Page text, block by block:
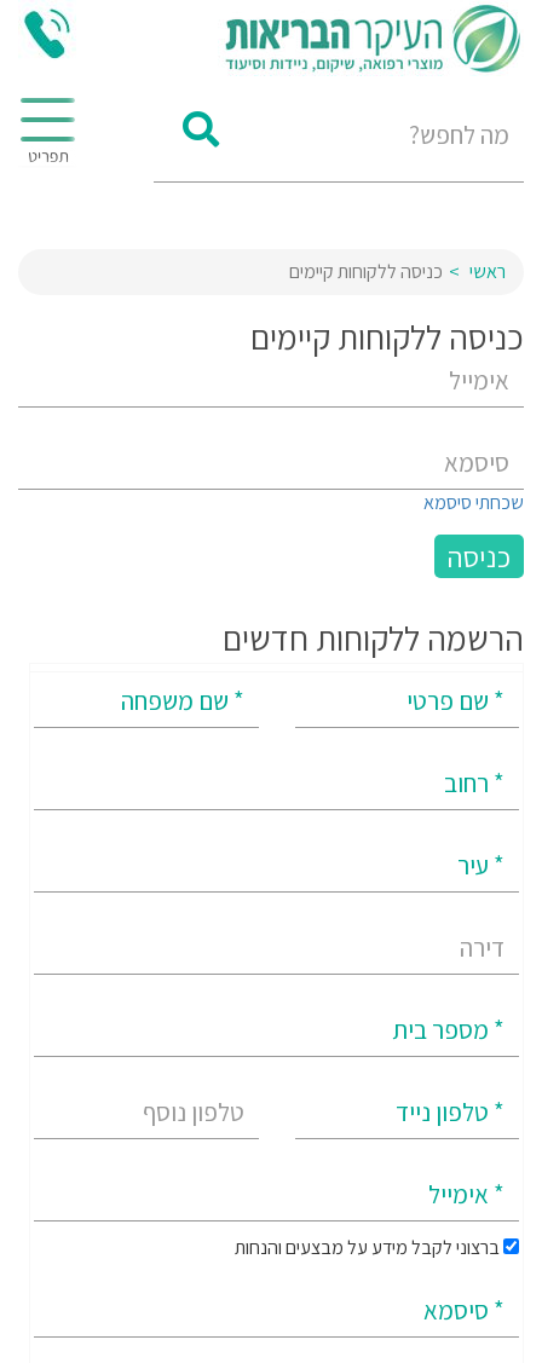
ראשי כניסה ללקוחות קיימים
כניסה ללקוחות קיימים
שכחתי סיסמא
הרשמה ללקוחות חדשים
ברצוני לקבל מידע על מבצעים והנחות